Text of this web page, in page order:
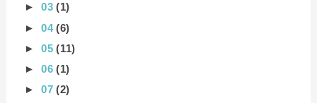
►03(1)
►04(6)
►05(11)
►06(1)
►07(2)